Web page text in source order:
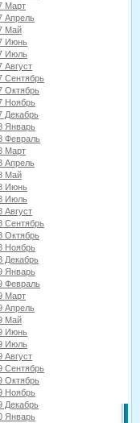
Март
Апрель
Май
Июнь
Июль
Август
Сентябрь
Октябрь
Ноябрь
Декабрь
Январь
Февраль
Март
Апрель
Май
Июнь
Июль
Август
Сентябрь
Октябрь
Ноябрь
Декабрь
Январь
Февраль
Март
Апрель
Май
Июнь
Июль
Август
Сентябрь
Октябрь
Ноябрь
Декабрь
Январь